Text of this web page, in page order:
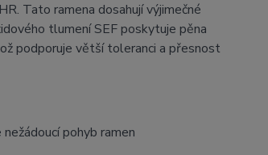
Tato ramena dosahují výjimečné
tlumení SEF poskytuje pěna
podporuje větší toleranci a přesnost
pohyb ramen